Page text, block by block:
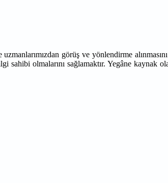
görüş ve yönlendirme
olmalarını sağlamaktır. Yegâne kaynak